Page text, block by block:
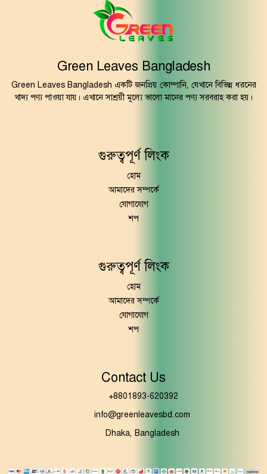
Green Leaves Bangladesh
Green Leaves Bangladesh একটি জনপ্রিয় কোম্পানি, যেখানে বিভিন্ন ধরনের
খাদ্য পণ্য পাওয়া যায়। এখানে সাশ্রয়ী মূল্যে ভালো মানের পণ্য সরবরাহ করা হয়।
গুরুত্বপূর্ণ লিংক
হোম
আমাদের সম্পর্কে
যোগাযোগ
শপ
গুরুত্বপূর্ণ লিংক
হোম
আমাদের সম্পর্কে
যোগাযোগ
শপ
Contact Us
+8801893-620392
info@greenleavesbd.com
Dhaka, Bangladesh